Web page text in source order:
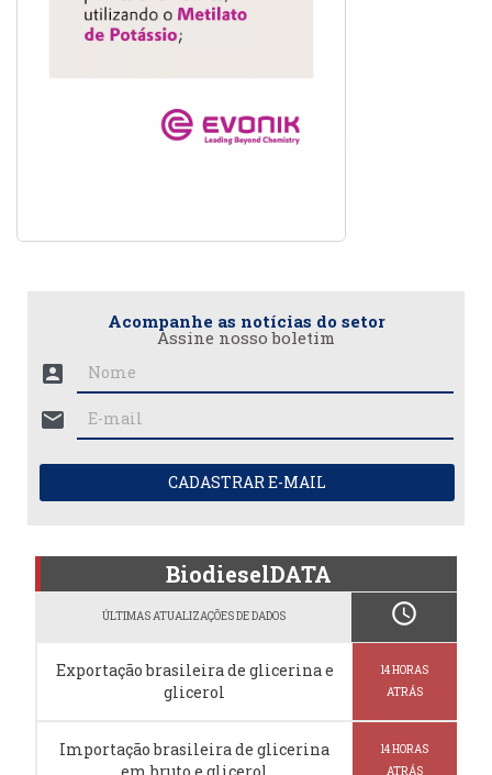
Acompanhe as notícias do setor
Assine nosso boletim
account_box
mail
CADASTRAR E-MAIL
BiodieselDATA
ÚLTIMAS ATUALIZAÇÕES DE DADOS schedule
Exportação brasileira de glicerina e
glicerol
14 HORAS
ATRÁS
Importação brasileira de glicerina
14 HORAS
ATRÁS